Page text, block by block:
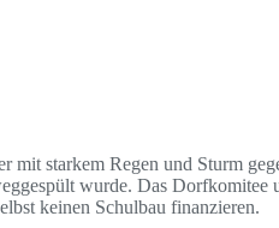
mit starkem Regen und Sturm
wurde. Das
keinen Schulbau finanzieren.